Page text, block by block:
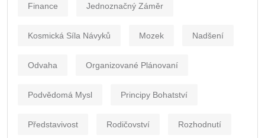
Finance Jednoznačný Záměr
Kosmická Síla Návyků Mozek Nadšení
Odvaha Organizované Plánovaní
Podvědomá Mysl Principy Bohatství
Představivost Rodičovství Rozhodnutí